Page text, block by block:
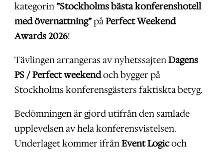
kategorin ”Stockholms bästa konferenshotell
med övernattning”påPerfect Weekend
Awards 2026!
Tävlingen arrangeras av nyhetssajtenDagens
PS / Perfect weekendoch bygger på
Stockholms konferensgästers faktiskta betyg.
Bedömningen är gjord utifrån den samlade
upplevelsen av hela konferensvistelsen.
Underlaget kommer ifrånEvent Logicoch